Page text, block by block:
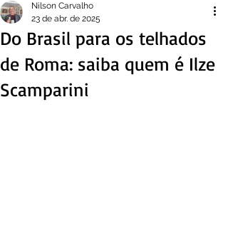
Do Brasil para os telhados
de Roma: saiba quem é Ilze
Scamparini
Nilson Carvalho
23 de abr. de 2025